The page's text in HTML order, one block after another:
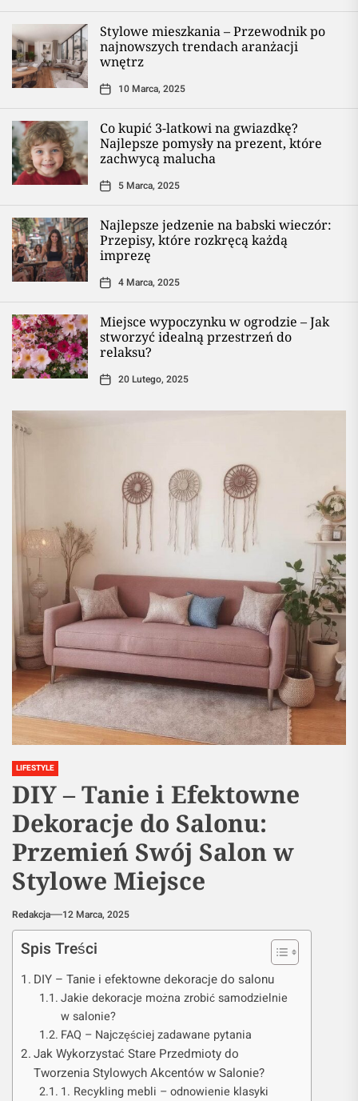
Stylowe mieszkania – Przewodnik po
najnowszych trendach aranżacji
wnętrz
10 Marca, 2025
Co kupić 3-latkowi na gwiazdkę?
Najlepsze pomysły na prezent, które
zachwycą malucha
5 Marca, 2025
Najlepsze jedzenie na babski wieczór:
Przepisy, które rozkręcą każdą
imprezę
4 Marca, 2025
Miejsce wypoczynku w ogrodzie – Jak
stworzyć idealną przestrzeń do
relaksu?
20 Lutego, 2025
LIFESTYLE
DIY – Tanie i Efektowne
Dekoracje do Salonu:
Przemień Swój Salon w
Stylowe Miejsce
Redakcja 12 Marca, 2025
Spis Treści
DIY – Tanie i efektowne dekoracje do salonu
Jakie dekoracje można zrobić samodzielnie
w salonie?
FAQ – Najczęściej zadawane pytania
Jak Wykorzystać Stare Przedmioty do
Tworzenia Stylowych Akcentów w Salonie?
1. Recykling mebli – odnowienie klasyki